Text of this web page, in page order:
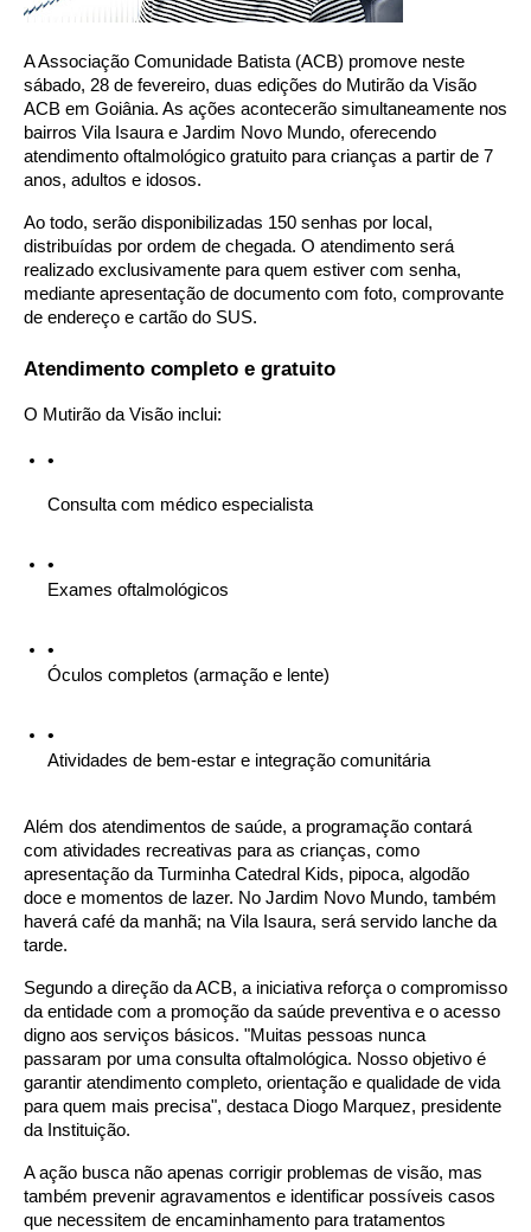
A Associação Comunidade Batista (ACB) promove neste
sábado, 28 de fevereiro, duas edições do Mutirão da Visão
ACB em Goiânia. As ações acontecerão simultaneamente nos
bairros Vila Isaura e Jardim Novo Mundo, oferecendo
atendimento oftalmológico gratuito para crianças a partir de 7
anos, adultos e idosos.
Ao todo, serão disponibilizadas 150 senhas por local,
distribuídas por ordem de chegada. O atendimento será
realizado exclusivamente para quem estiver com senha,
mediante apresentação de documento com foto, comprovante
de endereço e cartão do SUS.
Atendimento completo e gratuito
O Mutirão da Visão inclui:
Consulta com médico especialista
Exames oftalmológicos
Óculos completos (armação e lente)
Atividades de bem-estar e integração comunitária
Além dos atendimentos de saúde, a programação contará
com atividades recreativas para as crianças, como
apresentação da Turminha Catedral Kids, pipoca, algodão
doce e momentos de lazer. No Jardim Novo Mundo, também
haverá café da manhã; na Vila Isaura, será servido lanche da
tarde.
Segundo a direção da ACB, a iniciativa reforça o compromisso
da entidade com a promoção da saúde preventiva e o acesso
digno aos serviços básicos. "Muitas pessoas nunca
passaram por uma consulta oftalmológica. Nosso objetivo é
garantir atendimento completo, orientação e qualidade de vida
para quem mais precisa", destaca Diogo Marquez, presidente
da Instituição.
A ação busca não apenas corrigir problemas de visão, mas
também prevenir agravamentos e identificar possíveis casos
que necessitem de encaminhamento para tratamentos